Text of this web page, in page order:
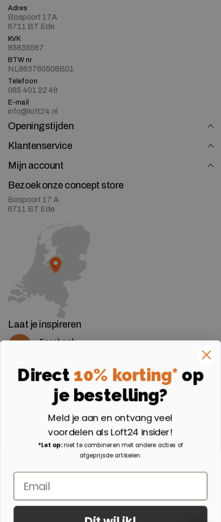
Adres
Bospoort 17A
6711 BT Ede
KVK
85835587
BTW nr
NL863760508B01
Telefoon
085 401 22 48
E-mail
info@loft24.nl
Openingstijden
Klantenservice
Mijn account
Bezoek onze concept store
Bospoort 17 A
6711 BT Ede
Laat je inspireren
Facebook
Instagram
Volg ons op Instagram
Aangesloten bij
Direct 10% korting* op
je bestelling?
Meld je aan en ontvang veel
voordelen als Loft24 insider!
*Let op:niet te combineren met andere acties of
afgeprijsde artikelen.
Email